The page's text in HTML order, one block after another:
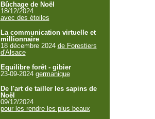
Bûchage de Noël
18/12/2024
avec des étoiles
La communication virtuelle et
millionnaire
18 décembre 2024 de Forestiers
d'Alsace
Equilibre forêt - gibier
23-09-2024 germanique
De l'art de tailler les sapins de
Noël
09/12/2024
pour les rendre les plus beaux